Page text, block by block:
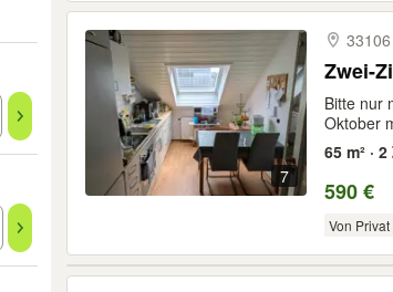
7
Zwei-
Bitte nur
Oktober
65 m² ·
590 €
Von Privat